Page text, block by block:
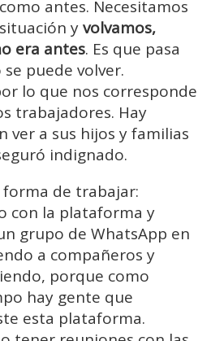
antes. Necesitamos
yvolvamos,
era antes. Es que pasa
puede volver.
lo que nos corresponde
trabajadores. Hay
ver a sus hijos y familias
indignado.
forma de trabajar:
con la plataforma y
grupo de WhatsApp en
a compañeros y
porque como
hay gente que
esta plataforma.